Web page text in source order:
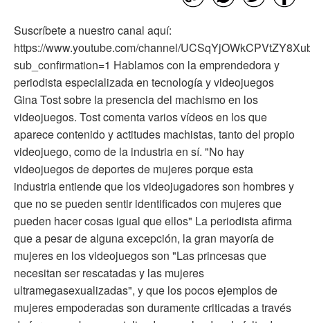
Suscríbete a nuestro canal aquí:
https://www.youtube.com/channel/
sub_confirmation=1 Hablamos con la emprendedora y
periodista especializada en tecnología y videojuegos
Gina Tost sobre la presencia del machismo en los
videojuegos. Tost comenta varios vídeos en los que
aparece contenido y actitudes machistas, tanto del propio
videojuego, como de la industria en sí. "No hay
videojuegos de deportes de mujeres porque esta
industria entiende que los videojugadores son hombres y
que no se pueden sentir identificados con mujeres que
pueden hacer cosas igual que ellos" La periodista afirma
que a pesar de alguna excepción, la gran mayoría de
mujeres en los videojuegos son "Las princesas que
necesitan ser rescatadas y las mujeres
ultramegasexualizadas", y que los pocos ejemplos de
mujeres empoderadas son duramente criticadas a través